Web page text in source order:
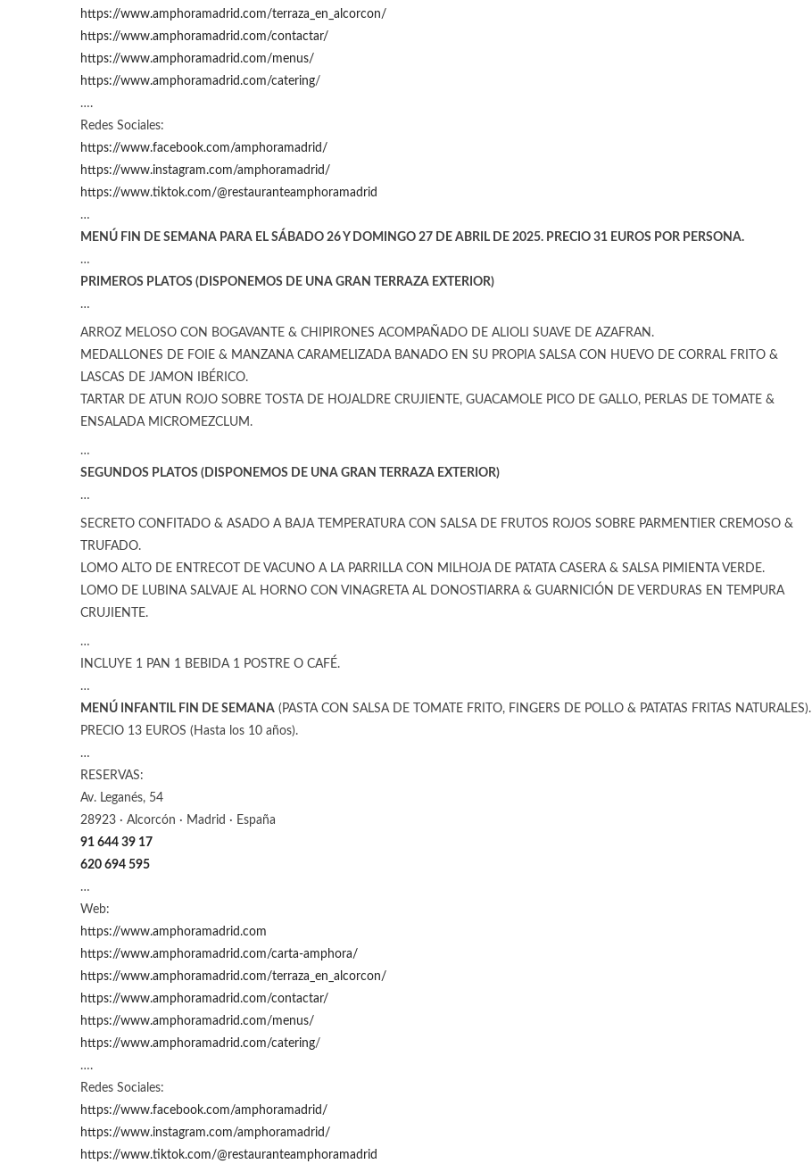
https://www.amphoramadrid.com/terraza_en_alcorcon/
https://www.amphoramadrid.com/contactar/
https://www.amphoramadrid.com/menus/
https://www.amphoramadrid.com/catering/
….
Redes Sociales:
https://www.facebook.com/amphoramadrid/
https://www.instagram.com/amphoramadrid/
https://www.tiktok.com/@restauranteamphoramadrid
…
MENÚ FIN DE SEMANA PARA EL SÁBADO 26 Y DOMINGO 27 DE ABRIL DE 2025. PRECIO 31 EUROS POR PERSONA.
…
PRIMEROS PLATOS (DISPONEMOS DE UNA GRAN TERRAZA EXTERIOR)
…
ARROZ MELOSO CON BOGAVANTE & CHIPIRONES ACOMPAÑADO DE ALIOLI SUAVE DE AZAFRAN.
MEDALLONES DE FOIE & MANZANA CARAMELIZADA BANADO EN SU PROPIA SALSA CON HUEVO DE CORRAL FRITO &
LASCAS DE JAMON IBÉRICO.
TARTAR DE ATUN ROJO SOBRE TOSTA DE HOJALDRE CRUJIENTE, GUACAMOLE PICO DE GALLO, PERLAS DE TOMATE &
ENSALADA MICROMEZCLUM.
…
SEGUNDOS PLATOS (DISPONEMOS DE UNA GRAN TERRAZA EXTERIOR)
…
SECRETO CONFITADO & ASADO A BAJA TEMPERATURA CON SALSA DE FRUTOS ROJOS SOBRE PARMENTIER CREMOSO &
TRUFADO.
LOMO ALTO DE ENTRECOT DE VACUNO A LA PARRILLA CON MILHOJA DE PATATA CASERA & SALSA PIMIENTA VERDE.
LOMO DE LUBINA SALVAJE AL HORNO CON VINAGRETA AL DONOSTIARRA & GUARNICIÓN DE VERDURAS EN TEMPURA
CRUJIENTE.
…
INCLUYE 1 PAN 1 BEBIDA 1 POSTRE O CAFÉ.
…
MENÚ INFANTIL FIN DE SEMANA (PASTA CON SALSA DE TOMATE FRITO, FINGERS DE POLLO & PATATAS FRITAS NATURALES).
PRECIO 13 EUROS (Hasta los 10 años).
…
RESERVAS:
Av. Leganés, 54
28923 · Alcorcón · Madrid · España
91 644 39 17
620 694 595
…
Web:
https://www.amphoramadrid.com
https://www.amphoramadrid.com/carta-amphora/
https://www.amphoramadrid.com/terraza_en_alcorcon/
https://www.amphoramadrid.com/contactar/
https://www.amphoramadrid.com/menus/
https://www.amphoramadrid.com/catering/
….
Redes Sociales:
https://www.facebook.com/amphoramadrid/
https://www.instagram.com/amphoramadrid/
https://www.tiktok.com/@restauranteamphoramadrid